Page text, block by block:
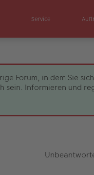
Service
Forum, in dem Sie
sein. Informieren und